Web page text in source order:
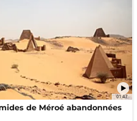
01:47
de Méroé abandonnées